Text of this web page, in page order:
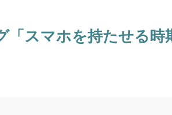
スマホを持たせる時